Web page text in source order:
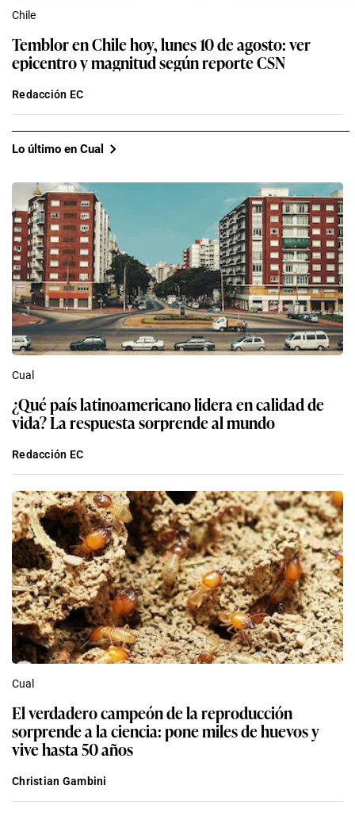
Chile
Temblor en Chile hoy, lunes 10 de agosto: ver
epicentro y magnitud según reporte CSN
Redacción EC
Lo último en Cual
Cual
¿Qué país latinoamericano lidera en calidad de
vida? La respuesta sorprende al mundo
Redacción EC
Cual
El verdadero campeón de la reproducción
sorprende a la ciencia: pone miles de huevos y
vive hasta 50 años
Christian Gambini